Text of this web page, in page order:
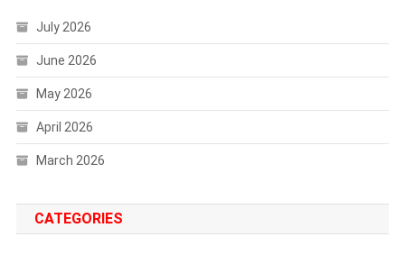
July 2026
June 2026
May 2026
April 2026
March 2026
CATEGORIES